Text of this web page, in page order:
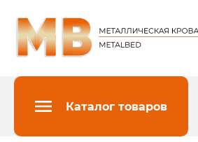
Каталог товаров